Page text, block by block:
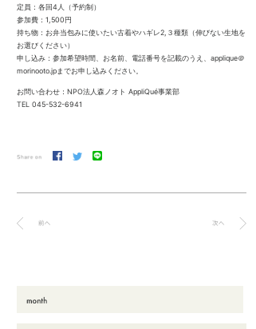
定員：各回4人（予約制）
参加費：1,500円
持ち物：お弁当包みに使いたい古着やハギレ2,３種類（伸びない生地を
お選びください）
申し込み：参加希望時間、お名前、電話番号を記載のうえ、applique＠
morinooto.jpまでお申し込みください。
お問い合わせ：NPO法人森ノオト AppliQué事業部
TEL 045-532-6941